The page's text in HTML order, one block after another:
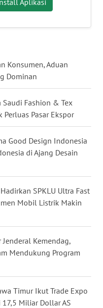
Konsumen, Aduan
Dominan
Saudi Fashion & Tex
Perluas Pasar Ekspor
Good Design Indonesia
di Ajang Desain
SPKLU Ultra Fast
Mobil Listrik Makin
Kemendag,
Mendukung Program
Timur Ikut Trade Expo
Miliar Dollar AS